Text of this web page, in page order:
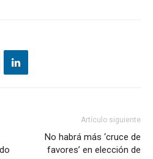
Artículo siguiente
No habrá más ‘cruce de
favores’ en elección de